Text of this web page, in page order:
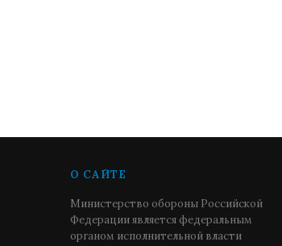
О САЙТЕ
Министерство обороны Российской
Федерации является федеральным
органом исполнительной власти